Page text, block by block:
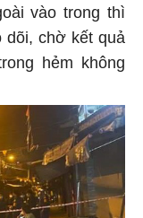
vào trong thì
dõi, chờ kết quả
hẻm không